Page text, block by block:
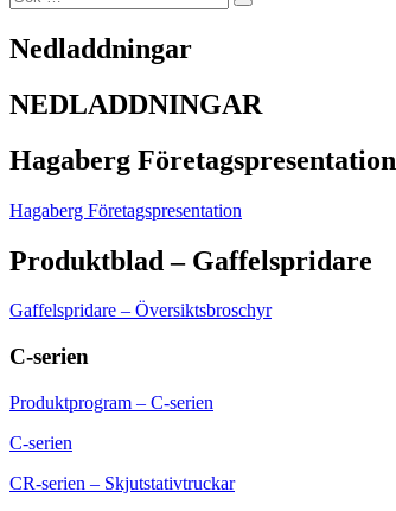
Nedladdningar
NEDLADDNINGAR
Hagaberg Företagspresentation
Hagaberg Företagspresentation
Produktblad – Gaffelspridare
Gaffelspridare – Översiktsbroschyr
C-serien
Produktprogram – C-serien
C-serien
CR-serien – Skjutstativtruckar